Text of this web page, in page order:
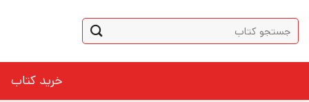
content
جستجو
برای:
خرید کتاب